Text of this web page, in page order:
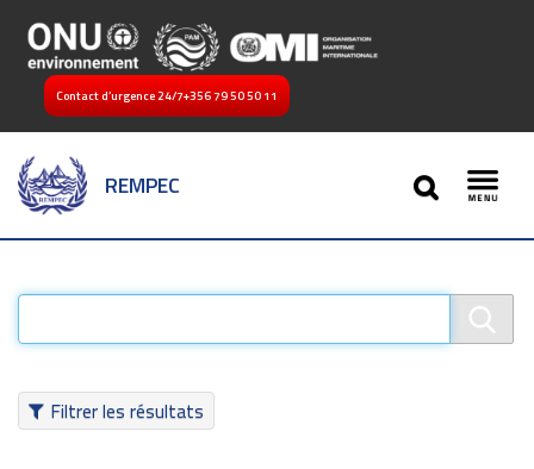
Contact d’urgence 24/7+356 79 50 50 11
REMPEC
SEARCH
Filtrer les résultats